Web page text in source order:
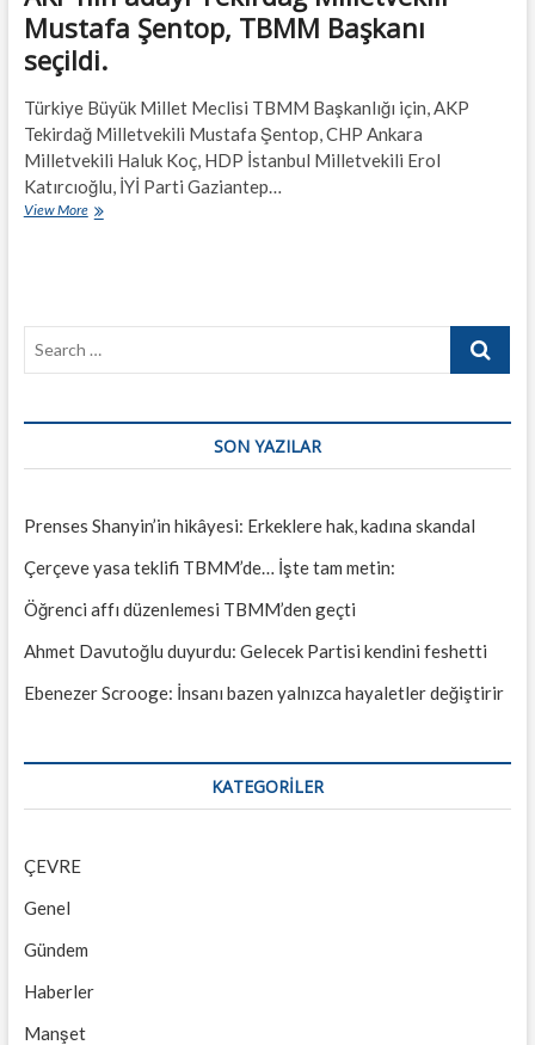
Mustafa Şentop, TBMM Başkanı
seçildi.
Türkiye Büyük Millet Meclisi TBMM Başkanlığı için, AKP
Tekirdağ Milletvekili Mustafa Şentop, CHP Ankara
Milletvekili Haluk Koç, HDP İstanbul Milletvekili Erol
Katırcıoğlu, İYİ Parti Gaziantep…
View MoreAKP’nin
Başkanı
seçildi.
Search
SON YAZILAR
Prenses Shanyin’in hikâyesi: Erkeklere hak, kadına skandal
Çerçeve yasa teklifi TBMM’de… İşte tam metin:
Öğrenci affı düzenlemesi TBMM’den geçti
Ahmet Davutoğlu duyurdu: Gelecek Partisi kendini feshetti
Ebenezer Scrooge: İnsanı bazen yalnızca hayaletler değiştirir
KATEGORILER
ÇEVRE
Genel
Gündem
Haberler
Manşet